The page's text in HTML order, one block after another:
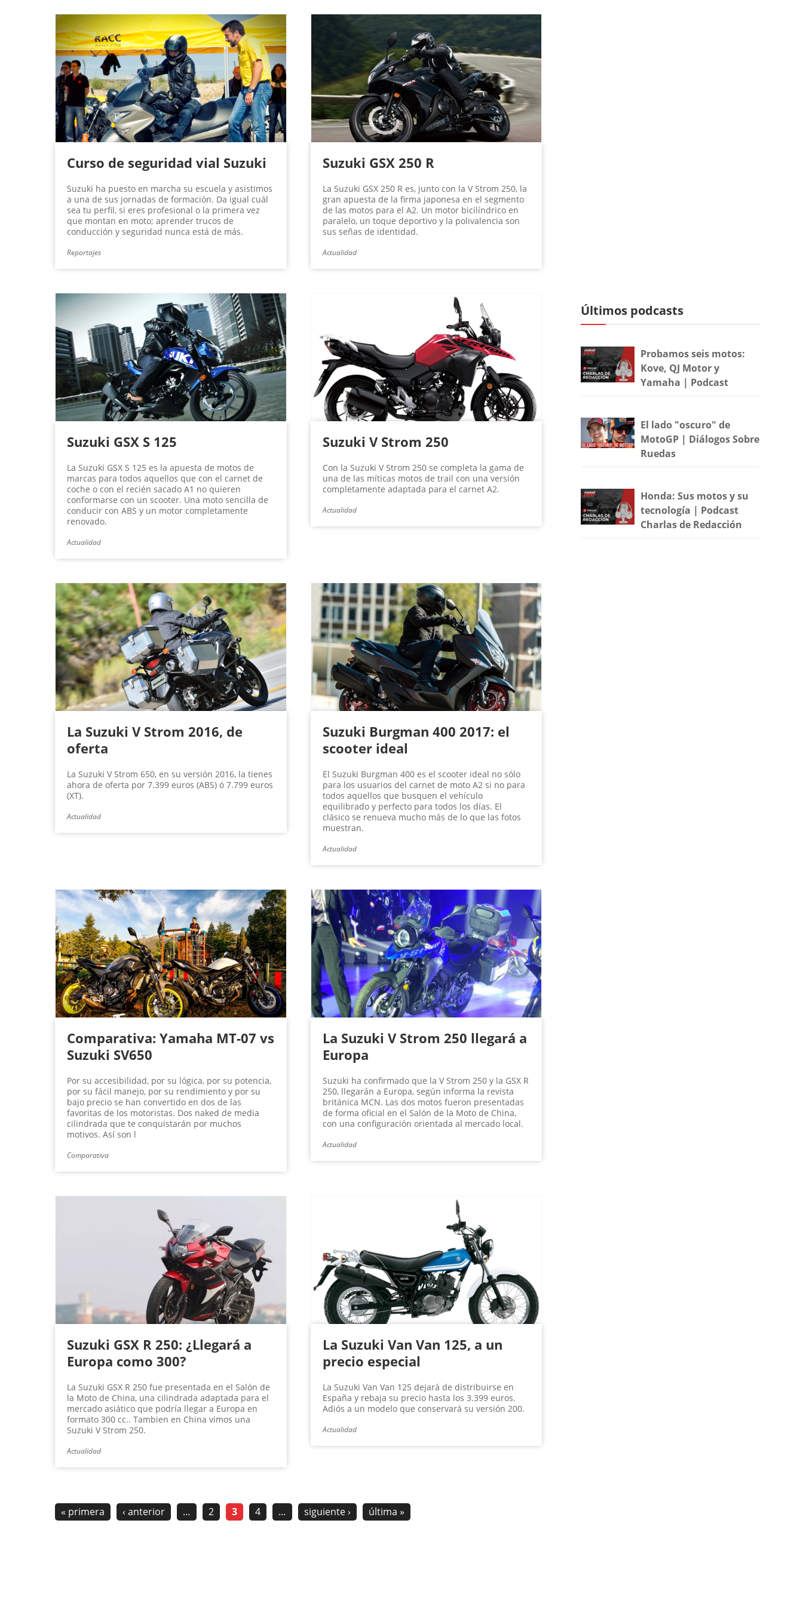
Curso de seguridad vial Suzuki
Suzuki ha puesto en marcha su escuela y asistimos
a una de sus jornadas de formación. Da igual cuál
sea tu perfil, si eres profesional o la primera vez
que montan en moto; aprender trucos de
conducción y seguridad nunca está de más.
Reportajes
Suzuki GSX 250 R
La Suzuki GSX 250 R es, junto con la V Strom 250, la
gran apuesta de la firma japonesa en el segmento
de las motos para el A2. Un motor bicilíndrico en
paralelo, un toque deportivo y la polivalencia son
sus señas de identidad.
Actualidad
Suzuki GSX S 125
La Suzuki GSX S 125 es la apuesta de motos de
marcas para todos aquellos que con el carnet de
coche o con el recién sacado A1 no quieren
conformarse con un scooter. Una moto sencilla de
conducir con ABS y un motor completamente
renovado.
Actualidad
Suzuki V Strom 250
Con la Suzuki V Strom 250 se completa la gama de
una de las míticas motos de trail con una versión
completamente adaptada para el carnet A2.
Actualidad
La Suzuki V Strom 2016, de
oferta
La Suzuki V Strom 650, en su versión 2016, la tienes
ahora de oferta por 7.399 euros (ABS) ó 7.799 euros
(XT).
Actualidad
Suzuki Burgman 400 2017: el
scooter ideal
El Suzuki Burgman 400 es el scooter ideal no sólo
para los usuarios del carnet de moto A2 si no para
todos aquellos que busquen el vehículo
equilibrado y perfecto para todos los días. El
clásico se renueva mucho más de lo que las fotos
muestran.
Actualidad
Comparativa: Yamaha MT-07 vs
Suzuki SV650
Por su accesibilidad, por su lógica, por su potencia,
por su fácil manejo, por su rendimiento y por su
bajo precio se han convertido en dos de las
favoritas de los motoristas. Dos naked de media
cilindrada que te conquistarán por muchos
motivos. Así son l
Comparativa
La Suzuki V Strom 250 llegará a
Europa
Suzuki ha confirmado que la V Strom 250 y la GSX R
250, llegarán a Europa, según informa la revista
británica MCN. Las dos motos fueron presentadas
de forma oficial en el Salón de la Moto de China,
con una configuración orientada al mercado local.
Actualidad
Suzuki GSX R 250: ¿Llegará a
Europa como 300?
La Suzuki GSX R 250 fue presentada en el Salón de
la Moto de China, una cilindrada adaptada para el
mercado asiático que podría llegar a Europa en
formato 300 cc.. Tambien en China vimos una
Suzuki V Strom 250.
Actualidad
La Suzuki Van Van 125, a un
precio especial
La Suzuki Van Van 125 dejará de distribuirse en
España y rebaja su precio hasta los 3.399 euros.
Adiós a un modelo que conservará su versión 200.
Actualidad
« primera ‹ anterior … 2 3 4 … siguiente › última »
Últimos podcasts
Probamos seis motos:
Kove, QJ Motor y
Yamaha | Podcast
El lado "oscuro" de
MotoGP | Diálogos Sobre
Ruedas
Honda: Sus motos y su
tecnología | Podcast
Charlas de Redacción